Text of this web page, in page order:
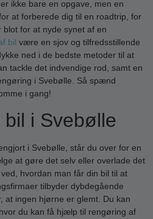
ikke bare en opgave, men en
at forberede dig til en roadtrip, for
for at nyde synet af en
bil være en sjov og tilfredsstillende
ned i de bedste metoder til at
tackle det indvendige rod, samt en
i Svebølle. Så spænd
i gang!
i Svebølle
i Svebølle, står du over for en
at gøre det selv eller overlade det
hvordan man får din bil til at
tilbyder dybdegående
at ingen hjørne er glemt. Du kan
du kan få hjælp til rengøring af